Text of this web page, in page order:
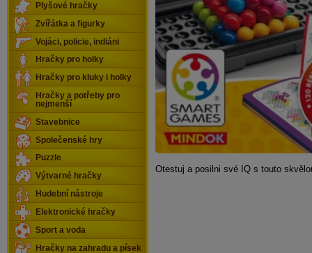
Otestuj a posilni své IQ s touto
Plyšové hračky
Zvířátka a figurky
Vojáci, policie, indiáni
Hračky pro holky
Hračky pro kluky i holky
Hračky a potřeby pro
nejmenší
Stavebnice
Společenské hry
Puzzle
Výtvarné hračky
Hudební nástroje
Elektronické hračky
Sport a voda
Hračky na zahradu a písek